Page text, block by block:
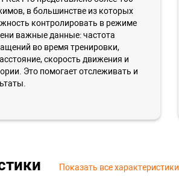
в большинстве из которых
контролировать в режиме
важные данные: частота
во время тренировки,
скорость движения и
Это помогает отслеживать и
Показать все характеристики